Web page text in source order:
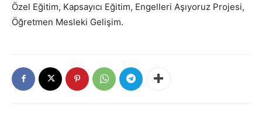
Özel Eğitim, Kapsayıcı Eğitim, Engelleri Aşıyoruz Projesi,
Öğretmen Mesleki Gelişim.